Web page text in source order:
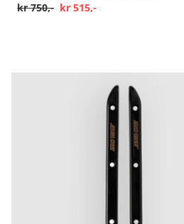
kr 750,- kr 515,-